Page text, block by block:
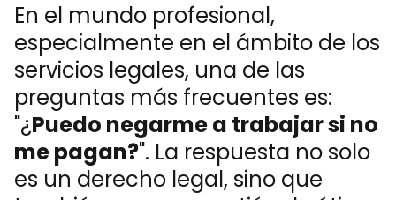
En el mundo profesional,
especialmente en el ámbito de los
servicios legales, una de las
preguntas más frecuentes es:
"¿Puedo negarme a trabajar si no
me pagan?". La respuesta no solo
es un derecho legal, sino que